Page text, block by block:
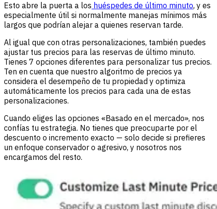
Esto abre la puerta a los huéspedes de último minuto, y es
especialmente útil si normalmente manejas mínimos más
largos que podrían alejar a quienes reservan tarde.
Al igual que con otras personalizaciones, también puedes
ajustar tus precios para las reservas de último minuto.
Tienes 7 opciones diferentes para personalizar tus precios.
Ten en cuenta que nuestro algoritmo de precios ya
considera el desempeño de tu propiedad y optimiza
automáticamente los precios para cada una de estas
personalizaciones.
Cuando eliges las opciones «Basado en el mercado», nos
confías tu estrategia. No tienes que preocuparte por el
descuento o incremento exacto — solo decide si prefieres
un enfoque conservador o agresivo, y nosotros nos
encargamos del resto.